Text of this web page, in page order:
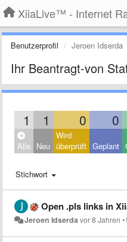
XiiaLive™ - Internet
Benutzerprofil Jeroen Idserda
Ihr Beantragt-von
1 1 0 0
Alle Neu
Wird
überprüft Geplant
Stichwort
Open .pls links in XiiaLive
Jeroen Idserdavor 8 Jahren •